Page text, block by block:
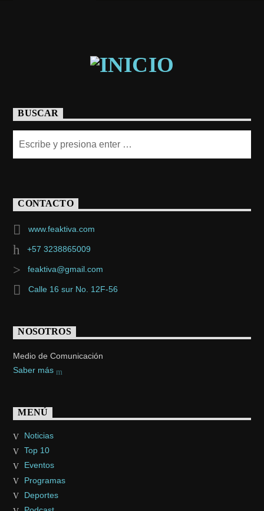
BUSCAR
CONTACTO
www.feaktiva.com
+57 3238865009
feaktiva@gmail.com
Calle 16 sur No. 12F-56
NOSOTROS
Medio de Comunicación
Saber más
MENÚ
Noticias
Top 10
Eventos
Programas
Deportes